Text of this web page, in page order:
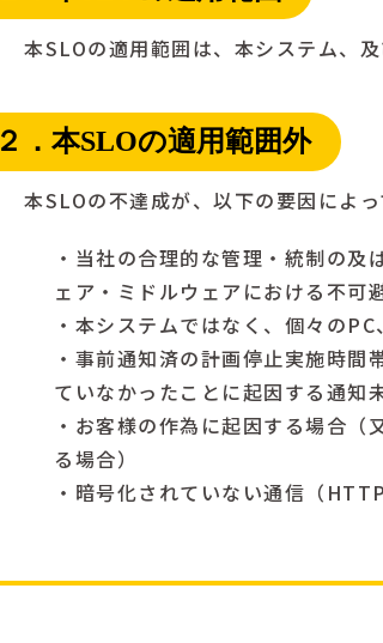
本SLOの適用範囲は、本システム、
２．本SLOの適用範囲外
本SLOの不達成が、以下の要因によ
・当社の合理的な管理・統制の
ェア・ミドルウェアにおける不可
・本システムではなく、個々の
・事前通知済の計画停止実施時
ていなかったことに起因する通知
・お客様の作為に起因する場合
る場合）
・暗号化されていない通信（